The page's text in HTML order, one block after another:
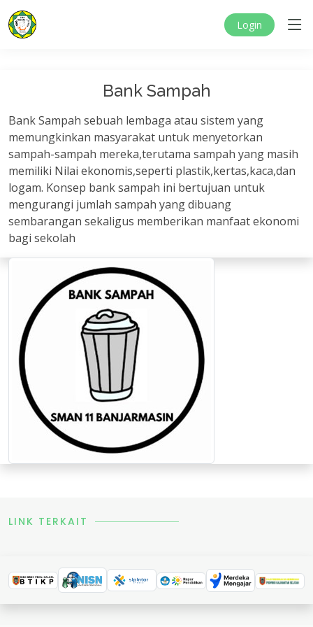
Login
Bank Sampah
Bank Sampah sebuah lembaga atau sistem yang
memungkinkan masyarakat untuk menyetorkan
sampah-sampah mereka,terutama sampah yang masih
memiliki Nilai ekonomis,seperti plastik,kertas,kaca,dan
logam. Konsep bank sampah ini bertujuan untuk
mengurangi jumlah sampah yang dibuang
sembarangan sekaligus memberikan manfaat ekonomi
bagi sekolah
LINK TERKAIT